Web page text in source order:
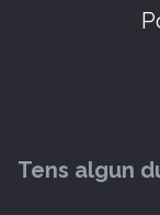
Tens algun